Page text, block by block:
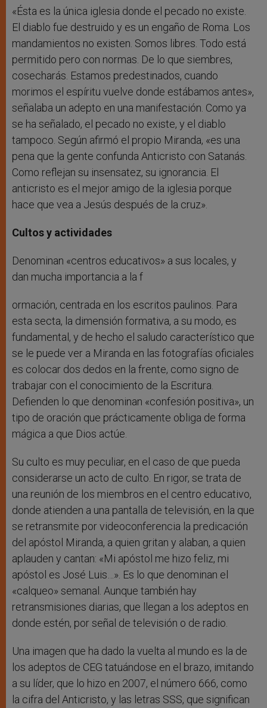
«Ésta es la única iglesia donde el pecado no existe.
El diablo fue destruido y es un engaño de Roma. Los
mandamientos no existen. Somos libres. Todo está
permitido pero con normas. De lo que siembres,
cosecharás. Estamos predestinados, cuando
morimos el espíritu vuelve donde estábamos antes»,
señalaba un adepto en una manifestación. Como ya
se ha señalado, el pecado no existe, y el diablo
tampoco. Según afirmó el propio Miranda, «es una
pena que la gente confunda Anticristo con Satanás.
Como reflejan su insensatez, su ignorancia. El
anticristo es el mejor amigo de la iglesia porque
hace que vea a Jesús después de la cruz».
Cultos y actividades
Denominan «centros educativos» a sus locales, y
dan mucha importancia a la f
ormación, centrada en los escritos paulinos. Para
esta secta, la dimensión formativa, a su modo, es
fundamental, y de hecho el saludo característico que
se le puede ver a Miranda en las fotografías oficiales
es colocar dos dedos en la frente, como signo de
trabajar con el conocimiento de la Escritura.
Defienden lo que denominan «confesión positiva», un
tipo de oración que prácticamente obliga de forma
mágica a que Dios actúe.
Su culto es muy peculiar, en el caso de que pueda
considerarse un acto de culto. En rigor, se trata de
una reunión de los miembros en el centro educativo,
donde atienden a una pantalla de televisión, en la que
se retransmite por videoconferencia la predicación
del apóstol Miranda, a quien gritan y alaban, a quien
aplauden y cantan: «Mi apóstol me hizo feliz, mi
apóstol es José Luis…». Es lo que denominan el
«calqueo» semanal. Aunque también hay
retransmisiones diarias, que llegan a los adeptos en
donde estén, por señal de televisión o de radio.
Una imagen que ha dado la vuelta al mundo es la de
los adeptos de CEG tatuándose en el brazo, imitando
a su líder, que lo hizo en 2007, el número 666, como
la cifra del Anticristo, y las letras SSS, que significan